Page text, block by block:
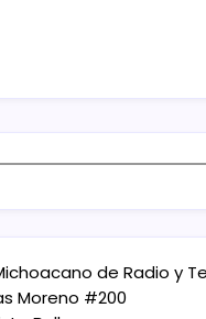
de Radio y
Moreno #200